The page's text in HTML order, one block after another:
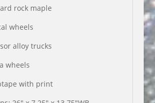
rock maple
wheels
alloy trucks
wheels
with print